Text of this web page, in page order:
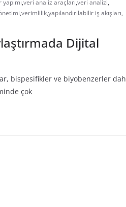
,veri analiz araçları,veri analizi,
,verimlilik,yapılandırılabilir iş akışları,
Dijital
bispesifikler ve biyobenzerler
çok